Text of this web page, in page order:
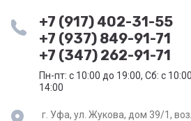
+7 (917) 402-31-55
+7 (937) 849-91-71
+7 (347) 262-91-71
Пн-пт: с 10:00 до 19:00, Сб: с
14:00
г. Уфа, ул. Жукова, дом 39/1,